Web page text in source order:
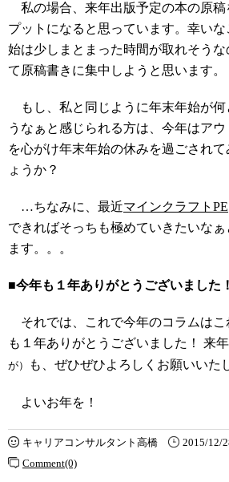
私の場合、来年出版予定の本の原稿
プットになると思っています。幸い
始は少しまとまった時間が取れそう
て原稿書きに集中しようと思います。
もし、私と同じように年末年始が何
うなぁと感じられる方は、今年はア
を心がけ年末年始の休みを過ごされ
ょうか？
…ちなみに、最近マインクラフトPE
できればそっちも極めていきたいな
ます。。。
■今年も１年ありがとうございました！
それでは、これで今年のコラムはこ
も１年ありがとうございました！ 来年
が）
も、ぜひぜひよろしくお願いいた
よいお年を！
キャリアコンサルタント高橋
2015/12/
Comment(0)